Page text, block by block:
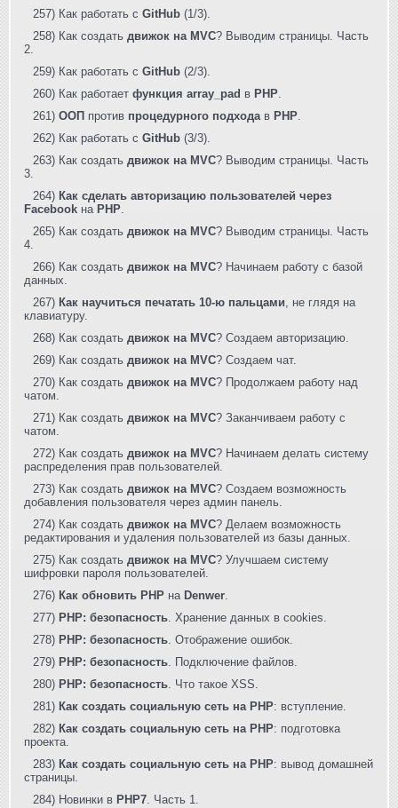
257) Как работать с GitHub (1/3).
258) Как создать движок на MVC? Выводим страницы. Часть
2.
259) Как работать с GitHub (2/3).
260) Как работает функция array_pad в PHP.
261) ООП против процедурного подходав PHP.
262) Как работать с GitHub (3/3).
263) Как создать движок на MVC? Выводим страницы. Часть
3.
264) Как сделать авторизацию пользователей через
Facebook на PHP.
265) Как создать движок на MVC? Выводим страницы. Часть
4.
266) Как создать движок на MVC? Начинаем работу с базой
данных.
267) Как научиться печатать 10-ю пальцами, не глядя на
клавиатуру.
268) Как создать движок на MVC? Создаем авторизацию.
269) Как создать движок на MVC? Создаем чат.
270) Как создать движок на MVC? Продолжаем работу над
чатом.
271) Как создать движок на MVC? Заканчиваем работу с
чатом.
272) Как создать движок на MVC? Начинаем делать систему
распределения прав пользователей.
273) Как создать движок на MVC? Создаем возможность
добавления пользователя через админ панель.
274) Как создать движок на MVC? Делаем возможность
редактирования и удаления пользователей из базы данных.
275) Как создать движок на MVC? Улучшаем систему
шифровки пароля пользователей.
276) Как обновить PHP на Denwer.
277) PHP: безопасность. Хранение данных в cookies.
278) PHP: безопасность. Отображение ошибок.
279) PHP: безопасность. Подключение файлов.
280) PHP: безопасность. Что такое XSS.
281) Как создать социальную сеть на PHP: вступление.
282) Как создать социальную сеть на PHP: подготовка
проекта.
283) Как создать социальную сеть на PHP: вывод домашней
страницы.
284) Новинки в PHP7. Часть 1.